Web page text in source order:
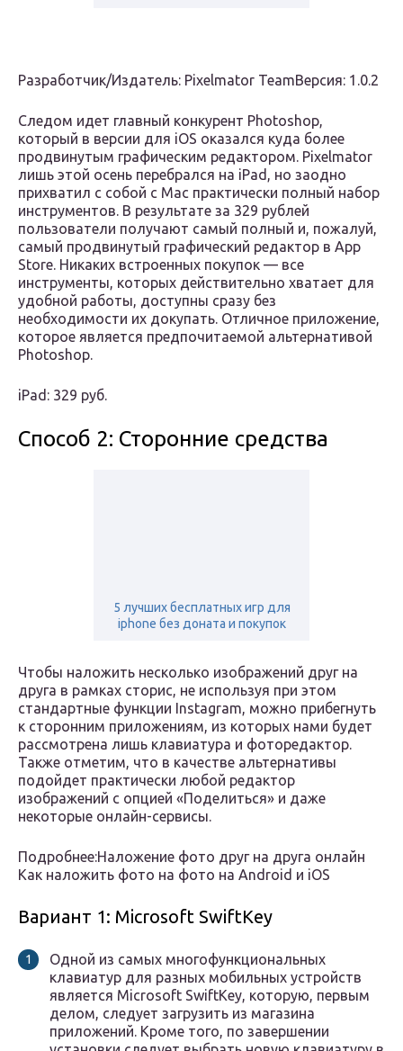
Разработчик/Издатель: Pixelmator TeamВерсия: 1.0.2
Следом идет главный конкурент Photoshop,
который в версии для iOS оказался куда более
продвинутым графическим редактором. Pixelmator
лишь этой осень перебрался на iPad, но заодно
прихватил с собой с Mac практически полный набор
инструментов. В результате за 329 рублей
пользователи получают самый полный и, пожалуй,
самый продвинутый графический редактор в App
Store. Никаких встроенных покупок — все
инструменты, которых действительно хватает для
удобной работы, доступны сразу без
необходимости их докупать. Отличное приложение,
которое является предпочитаемой альтернативой
Photoshop.
iPad: 329 руб.
Способ 2: Сторонние средства
5 лучших бесплатных игр для
iphone без доната и покупок
Чтобы наложить несколько изображений друг на
друга в рамках сторис, не используя при этом
стандартные функции Instagram, можно прибегнуть
к сторонним приложениям, из которых нами будет
рассмотрена лишь клавиатура и фоторедактор.
Также отметим, что в качестве альтернативы
подойдет практически любой редактор
изображений с опцией «Поделиться» и даже
некоторые онлайн-сервисы.
Подробнее:Наложение фото друг на друга онлайн
Как наложить фото на фото на Android и iOS
Вариант 1: Microsoft SwiftKey
Одной из самых многофункциональных
клавиатур для разных мобильных устройств
является Microsoft SwiftKey, которую, первым
делом, следует загрузить из магазина
приложений. Кроме того, по завершении